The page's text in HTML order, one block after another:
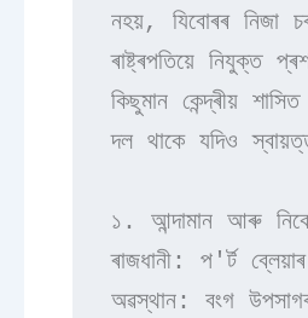
নহয়, যিবোৰৰ নিজা
ৰাষ্ট্ৰপতিয়ে নিযুক্ত
কিছুমান কেন্দ্ৰীয়
দল থাকে যদিও
১. আন্দামান আৰু
ৰাজধানী: প'ৰ্ট ব্লেয়াৰ
অৱস্থান: বংগ